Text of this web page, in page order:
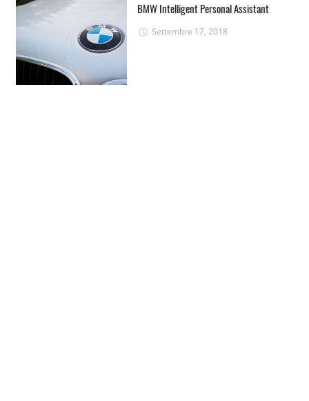
BMW Intelligent Personal Assistant
Settembre 17, 2018